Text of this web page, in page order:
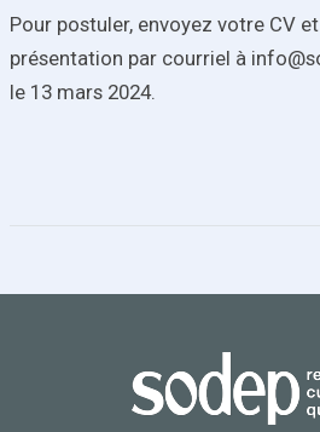
Pour postuler, envoyez votre CV
présentation par courriel à
le 13 mars 2024.